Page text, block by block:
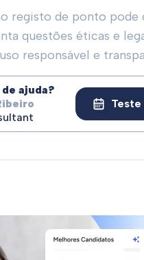
registo de ponto pode
questões éticas e
responsável e
ajuda?